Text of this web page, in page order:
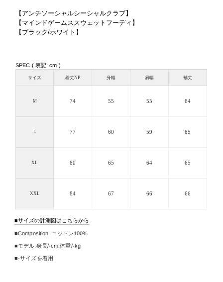
【アンチソーシャルシーシャルクラブ】
【マインドゲームススウェットフーディ】
【ブラック/ホワイト】
SPEC ( 表記: cm )
サイズ 着丈NP 身幅 肩幅 袖丈
M 74 55 55 64
L 77 60 59 65
XL 80 65 64 65
XXL 84 67 66 66
サイズの計測図はこちらから
Composition: コットン100%
モデル:身長/-cm,体重/-kg
-サイズを着用